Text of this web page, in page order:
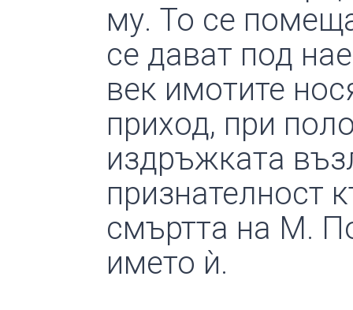
му. То се
се дават под
век имотите
приход, при
издръжката
признателност
смъртта на М.
името ѝ.